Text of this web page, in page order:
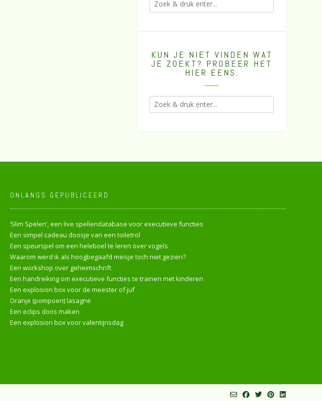
KUN JE NIET VINDEN WAT
JE ZOEKT? PROBEER HET
HIER EENS.
ONLANGS GEPUBLICEERD
‘Slim Spelen’, een live spellendatabase voor executieve functies
Een simpel cadeau doosje van een toiletrol
Een speurspel om een heleboel te leren over vogels
Waarom werd ik als hoogbegaafd meisje toch niet gezien?
Een workshop over geheimschrift
Een handreiking om executieve functies te trainen met kinderen
Een explosion box voor de meester of juf
Oranje (pompoen) lasagne
Een eclips doos maken
Een explosion box voor valentijnsdag